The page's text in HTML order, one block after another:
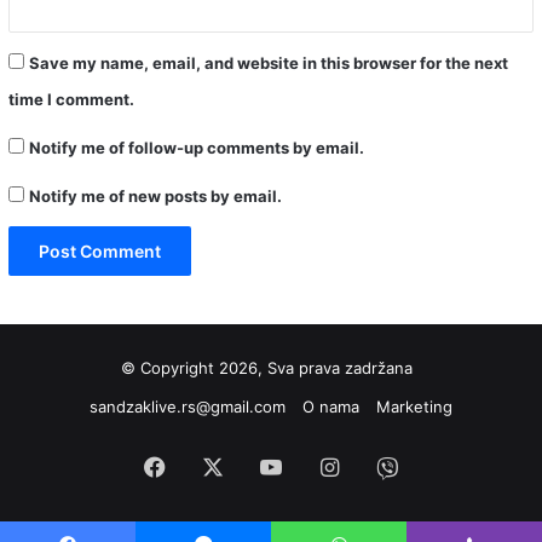
Save my name, email, and website in this browser for the next
time I comment.
Notify me of follow-up comments by email.
Notify me of new posts by email.
© Copyright 2026, Sva prava zadržana
sandzaklive.rs@gmail.com
O nama Marketing
Facebook YouTubeInstagram
Viber